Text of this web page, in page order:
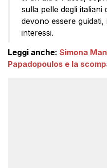
sulla pelle degli italiani
devono essere
interessi.
Leggi anche: Simona
Papadopoulos e la